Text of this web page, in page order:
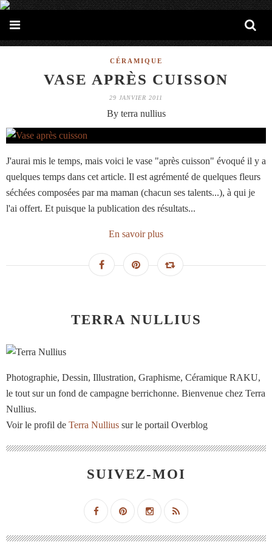
CÉRAMIQUE
VASE APRÈS CUISSON
29 JANVIER 2011
By terra nullius
J'aurai mis le temps, mais voici le vase "après cuisson" évoqué il y a
quelques temps dans cet article. Il est agrémenté de quelques fleurs
séchées composées par ma maman (chacun ses talents...), à qui je
l'ai offert. Et puisque la publication des résultats...
En savoir plus
TERRA NULLIUS
Photographie, Dessin, Illustration, Graphisme, Céramique RAKU,
le tout sur un fond de campagne berrichonne. Bienvenue chez Terra
Nullius.
Voir le profil de Terra Nullius sur le portail Overblog
SUIVEZ-MOI